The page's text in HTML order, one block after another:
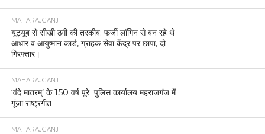
MAHARAJGANJ
यूट्यूब से सीखी ठगी की तरकीब: फर्जी लॉगिन से बन रहे थे
आधार व आयुष्मान कार्ड, ग्राहक सेवा केंद्र पर छापा, दो
गिरफ्तार।
MAHARAJGANJ
‘वंदे मातरम्’ के 150 वर्ष पूरे पुलिस कार्यालय महराजगंज में
गूंजा राष्ट्रगीत
MAHARAJGANJ